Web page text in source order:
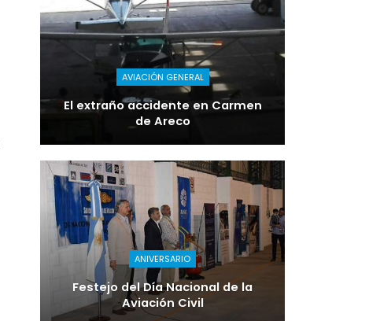
AVIACIÓN GENERAL
El extraño accidente en Carmen
de Areco
ANIVERSARIO
Festejo del Día Nacional de la
Aviación Civil